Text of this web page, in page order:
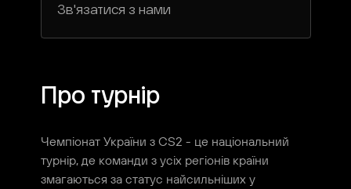
Зв'язатися з нами
Про турнір
Чемпіонат України з CS2 - це національний
турнір, де команди з усіх регіонів країни
змагаються за статус найсильніших у